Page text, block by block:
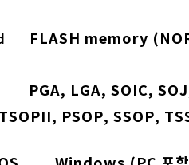
FLASH memory
LGA, SOIC, SOJ,
TSSOP, SON,